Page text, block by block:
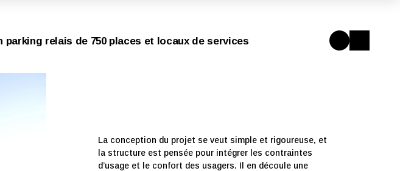
relais de 750 places et locaux de services
La conception du projet se veut simple et rigoureuse, et
la structure est pensée pour intégrer les contraintes
d’usage et le confort des usagers. Il en découle une